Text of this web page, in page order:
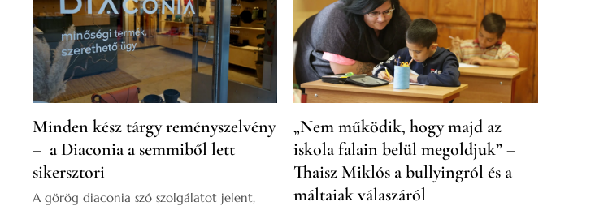
Minden kész tárgy reményszelvény
– a Diaconia a semmiből lett
sikersztori
A görög diaconia szó szolgálatot jelent,
„Nem működik, hogy majd az
iskola falain belül megoldjuk” –
Thaisz Miklós a bullyingról és a
máltaiak válaszáról